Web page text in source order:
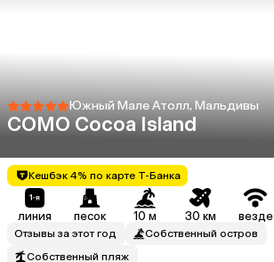
Южный Мале Атолл, Мальдивы
COMO Cocoa Island
Кешбэк 4% по карте Т-Банка
линия песок 10 м 30 км везде
Отзывы за этот год
Собственный остров
Собственный пляж